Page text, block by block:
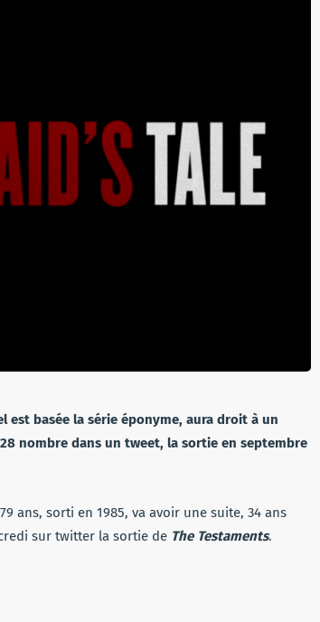
est basée la série éponyme, aura droit à un
nombre dans un tweet, la sortie en septembre
ans, sorti en 1985, va avoir une suite, 34 ans
sur twitter la sortie de The Testaments.